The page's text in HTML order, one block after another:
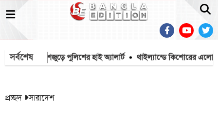
সর্বশেষ
শঙ্কায় দেশজুড়ে পুলিশের হাই অ্যালার্ট থাইল্যান্ডে কিশোরের
প্রচ্ছদ সারাদেশ